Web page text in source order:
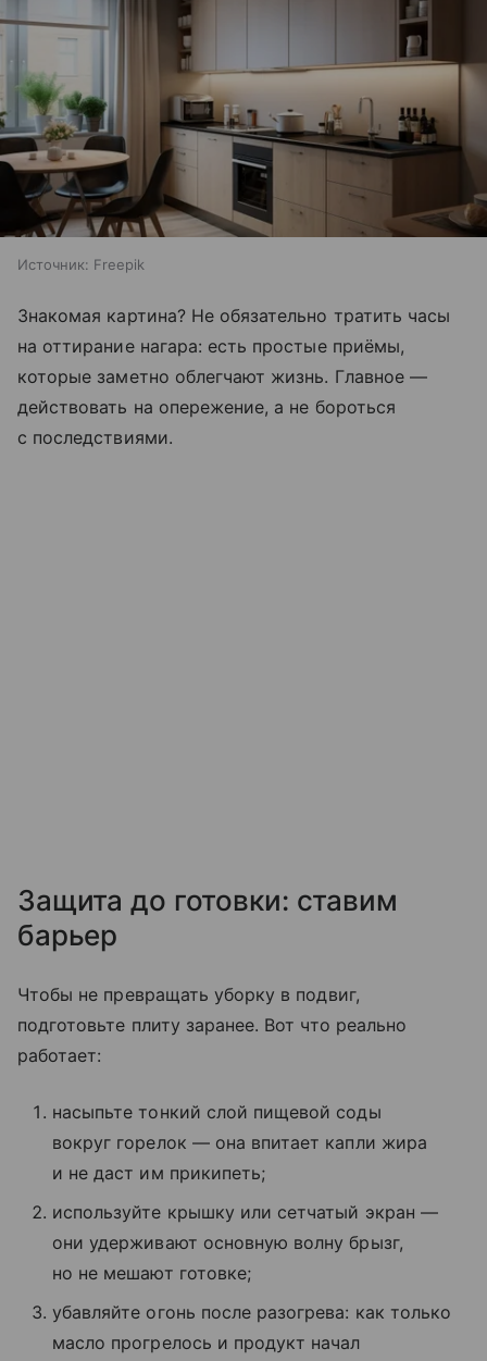
Источник: Freepik
Знакомая картина? Не обязательно тратить часы
на оттирание нагара: есть простые приёмы,
которые заметно облегчают жизнь. Главное —
действовать на опережение, а не бороться
с последствиями.
Защита до готовки: ставим
барьер
Чтобы не превращать уборку в подвиг,
подготовьте плиту заранее. Вот что реально
работает:
насыпьте тонкий слой пищевой соды
вокруг горелок — она впитает капли жира
и не даст им прикипеть;
используйте крышку или сетчатый экран —
они удерживают основную волну брызг,
но не мешают готовке;
убавляйте огонь после разогрева: как только
масло прогрелось и продукт начал